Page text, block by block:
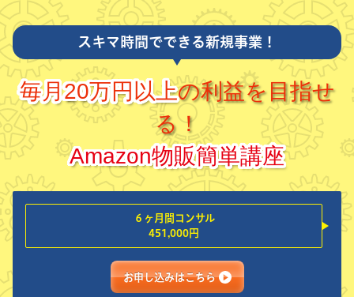
スキマ時間でできる新規事業！
毎月20万円以上の利益を目指せ
る！
Amazon物販簡単講座
６ヶ月間コンサル
451,000円
お申し込みはこちら